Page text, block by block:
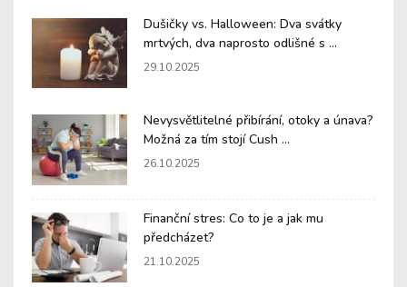
Dušičky vs. Halloween: Dva svátky
mrtvých, dva naprosto odlišné s ...
29.10.2025
Nevysvětlitelné přibírání, otoky a únava?
Možná za tím stojí Cush ...
26.10.2025
Finanční stres: Co to je a jak mu
předcházet?
21.10.2025